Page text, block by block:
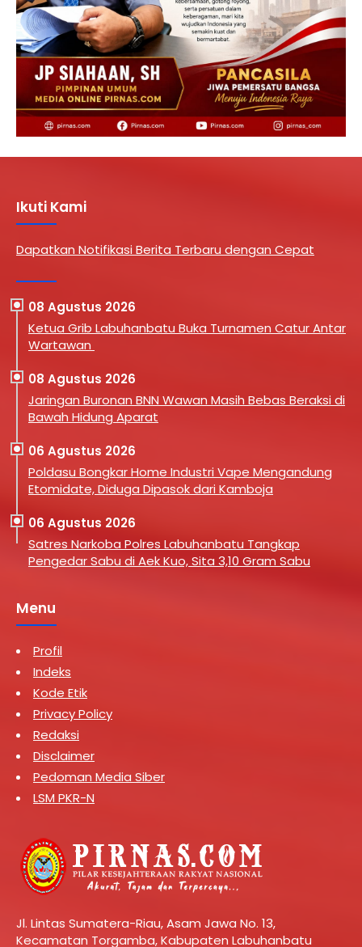
Ikuti Kami
Dapatkan Notifikasi Berita Terbaru dengan Cepat
08 Agustus 2026
Ketua Grib Labuhanbatu Buka Turnamen Catur Antar
Wartawan
08 Agustus 2026
Jaringan Buronan BNN Wawan Masih Bebas Beraksi di
Bawah Hidung Aparat
06 Agustus 2026
Poldasu Bongkar Home Industri Vape Mengandung
Etomidate, Diduga Dipasok dari Kamboja
06 Agustus 2026
Satres Narkoba Polres Labuhanbatu Tangkap
Pengedar Sabu di Aek Kuo, Sita 3,10 Gram Sabu
Menu
Profil
Indeks
Kode Etik
Privacy Policy
Redaksi
Disclaimer
Pedoman Media Siber
LSM PKR-N
Jl. Lintas Sumatera-Riau, Asam Jawa No. 13,
Kecamatan Torgamba, Kabupaten Labuhanbatu